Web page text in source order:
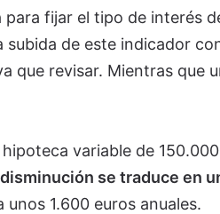
para fijar el tipo de interés
subida de este indicador
que revisar. Mientras que
variable de
se traduce en
unos 1.600 euros anuales.